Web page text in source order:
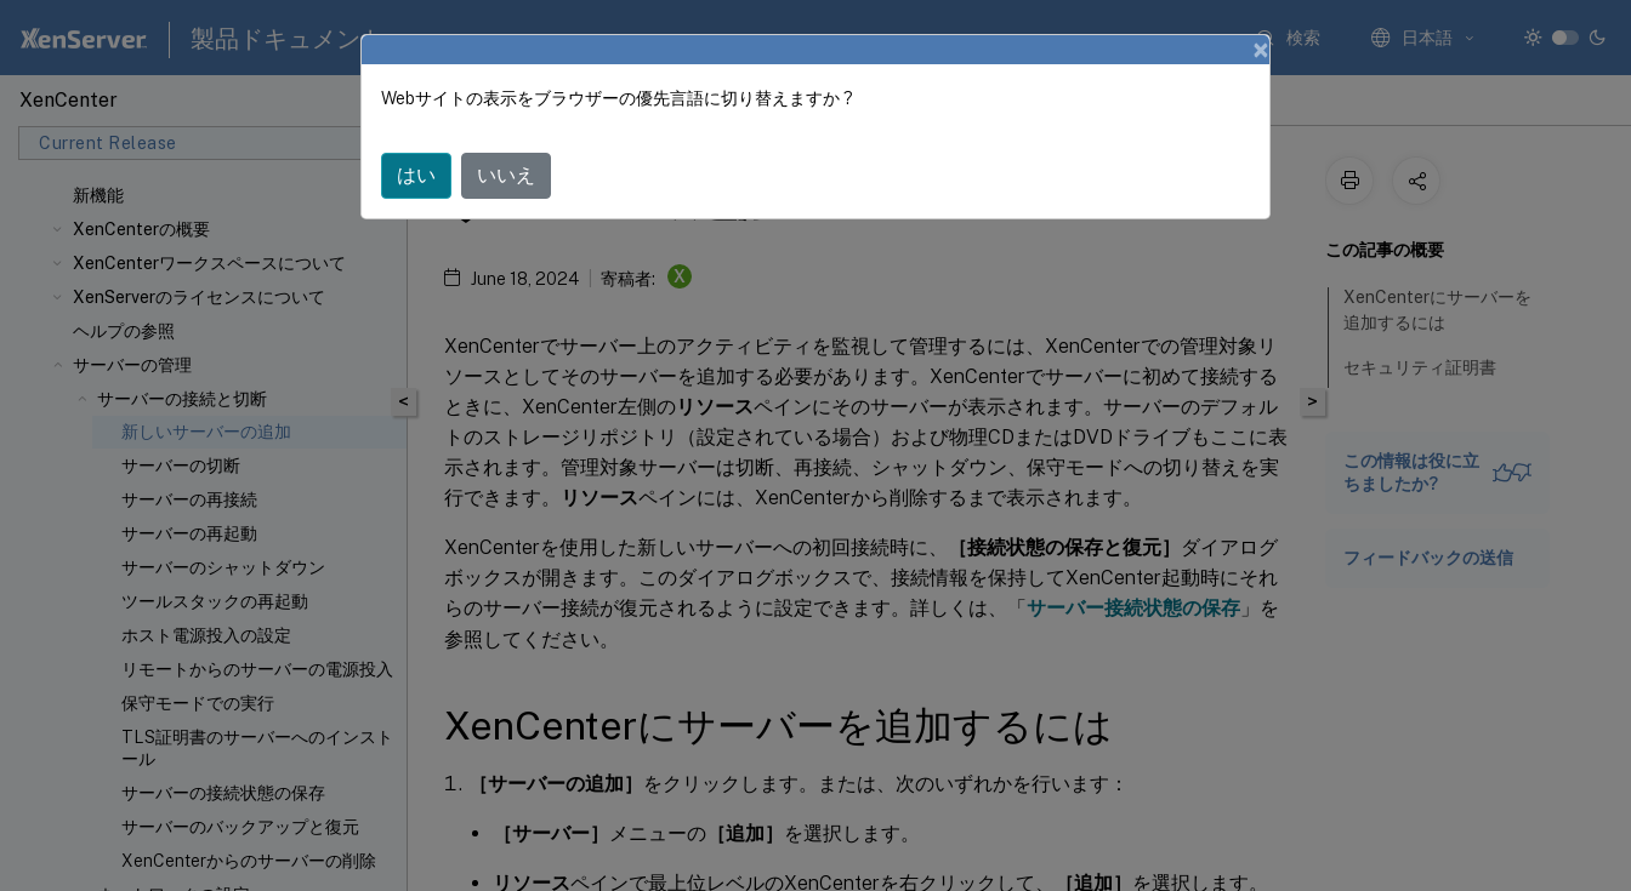
製品ドキュメント 検索 日本語
XenCenter
Current Release
新機能
XenCenterの概要
XenCenterワークスペースについて
XenServerのライセンスについて
ヘルプの参照
サーバーの管理
サーバーの接続と切断
新しいサーバーの追加
サーバーの切断
サーバーの再接続
サーバーの再起動
サーバーのシャットダウン
ツールスタックの再起動
ホスト電源投入の設定
リモートからのサーバーの電源投入
保守モードでの実行
TLS証明書のサーバーへのインスト
ール
サーバーの接続状態の保存
サーバーのバックアップと復元
XenCenterからのサーバーの削除
XenCenter XenCenter
<
サーバーの追加
June 18, 2024 寄稿者: X
XenCenterでサーバー上のアクティビティを監視して管理するには、XenCenterでの管理対象リ
ソースとしてそのサーバーを追加する必要があります。XenCenterでサーバーに初めて接続する
ときに、XenCenter左側のリソースペインにそのサーバーが表示されます。サーバーのデフォル
トのストレージリポジトリ（設定されている場合）および物理CDまたはDVDドライブもここに表
示されます。管理対象サーバーは切断、再接続、シャットダウン、保守モードへの切り替えを実
行できます。
リソースペインには、XenCenterから削除するまで表示されます。
XenCenterを使用した新しいサーバーへの初回接続時に、 ［接続状態の保存と復元］
ダイアログ
ボックスが開きます。このダイアログボックスで、接続情報を保持してXenCenter起動時にそれ
らのサーバー接続が復元されるように設定できます。詳しくは、「サーバー接続状態の保存 」を
参照してください。
XenCenterにサーバーを追加するには
［サーバーの追加］ をクリックします。または、次のいずれかを行います：
［サーバー］ メニューの ［追加］ を選択します。
リソースペインで最上位レベルのXenCenterを右クリックして、 ［追加］ を選択します。
>
この記事の概要
XenCenterにサーバーを
追加するには
セキュリティ証明書
この情報は役に立
ちましたか?
フィードバックの送信
×
Webサイトの表示をブラウザーの優先言語に切り替えますか ?
はい いいえ